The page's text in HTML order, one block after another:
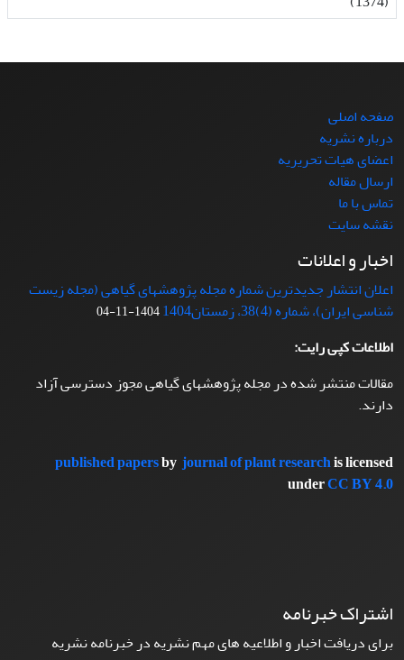
صفحه اصلی
درباره نشریه
اعضای هیات تحریریه
ارسال مقاله
تماس با ما
نقشه سایت
اخبار و اعلانات
اعلان انتشار جدیدترین شماره مجله پژوهشهای گیاهی (مجله زیست
شناسی ایران)، شماره (4)38، زمستان1404
1404-11-04
اطلاعات کپی رایت:
مقالات منتشر شده در مجله پژوهشهای گیاهی مجوز دسترسی آزاد
دارند.
published papersbyjournal of plant researchis licensed
underCC BY 4.0
اشتراک خبرنامه
برای دریافت اخبار و اطلاعیه های مهم نشریه در خبرنامه نشریه